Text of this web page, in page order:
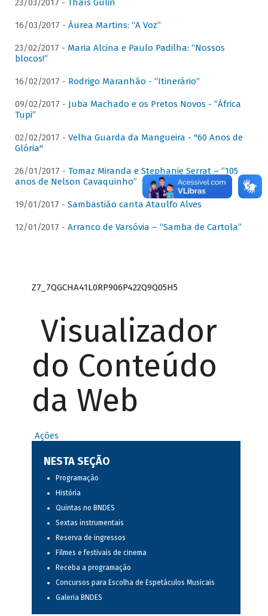
23/03/2017 - Thaís Gulin
16/03/2017 - Áurea Martins: “A Voz”
23/02/2017 - Maria Alcina e Paulo Padilha: “Nossos
blocos!”
16/02/2017 - Rodrigo Maranhão - “Itinerário”
09/02/2017 - Juba Machado e os Pretos Novos - “África
Tupi”
02/02/2017 - Velha Guarda da Mangueira - "60 Anos de
Glória"
26/01/2017 - Tomaz Miranda e Stephanie Serrat – “105
anos de Nelson Cavaquinho”
19/01/2017 - Sambastião canta Ataulfo Alves
12/01/2017 - Arranco de Varsóvia – “Samba de Cartola”
Z7_7QGCHA41L0RP906P422Q9Q05H5
Visualizador
do Conteúdo
da Web
Ações
NESTA SEÇÃO
Programação
História
Quintas no BNDES
Sextas instrumentais
Reserva de ingressos
Filmes e festivais de cinema
Receba a programação
Concursos para Escolha de Espetáculos Musicais
Galeria BNDES